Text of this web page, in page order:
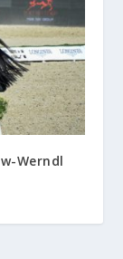
Werndl